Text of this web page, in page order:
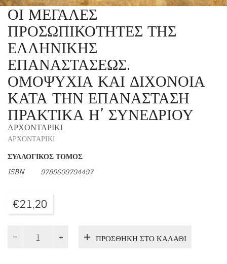
ΟΙ ΜΕΓΑΛΕΣ
ΠΡΟΣΩΠΙΚΟΤΗΤΕΣ ΤΗΣ
ΕΛΛΗΝΙΚΗΣ
ΕΠΑΝΑΣΤΑΣΕΩΣ.
ΟΜΟΨΥΧΙΑ ΚΑΙ ΔΙΧΟΝΟΙΑ
ΚΑΤΑ ΤΗΝ ΕΠΑΝΑΣΤΑΣΗ
ΠΡΑΚΤΙΚΑ Η’ ΣΥΝΕΔΡΙΟΥ
ΑΡΧΟΝΤΑΡΙΚΙ
ΑΡΧΟΝΤΑΡΙΚΙ
ΣΥΛΛΟΓΙΚΟΣ ΤΟΜΟΣ
ISBN
9789609794497
€21,20
ΜΕΓΑΛΕΣ
ΠΡΟΣΘΉΚΗ ΣΤΟ ΚΑΛΆΘΙ